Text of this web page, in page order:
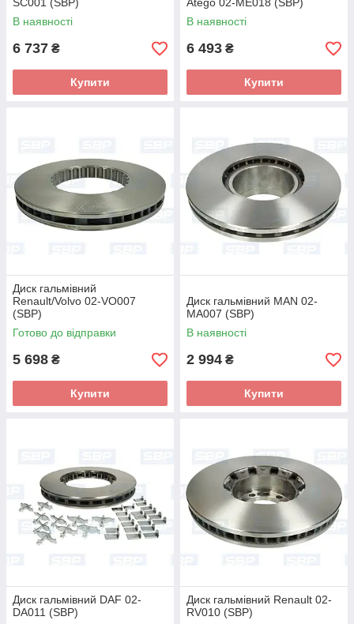
В наявності
6 737 ₴
Купити
В наявності
6 493 ₴
Купити
Диск гальмівний
Renault/Volvo 02-VO007
(SBP)
Готово до відправки
5 698 ₴
Купити
Диск гальмівний MAN 02-
MA007 (SBP)
В наявності
2 994 ₴
Купити
Диск гальмівний DAF 02-
DA011 (SBP)
Диск гальмівний Renault 02-
RV010 (SBP)